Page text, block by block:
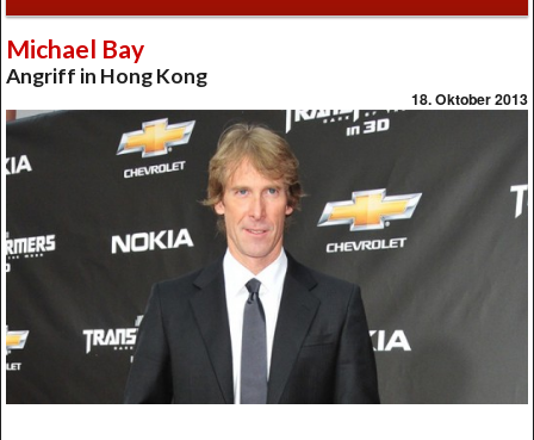
Michael Bay
Angriff in Hong Kong
18. Oktober 2013